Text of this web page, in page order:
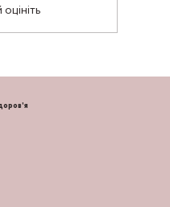
ВЕТЕРАНАМ І